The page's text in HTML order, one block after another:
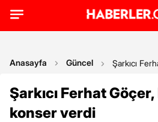
Anasayfa Güncel Şarkıcı
Şarkıcı Ferhat
konser verdi